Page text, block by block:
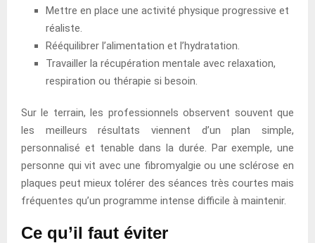
Mettre en place une activité physique progressive et
réaliste.
Rééquilibrer l’alimentation et l’hydratation.
Travailler la récupération mentale avec relaxation,
respiration ou thérapie si besoin.
Sur le terrain, les professionnels observent souvent que
les meilleurs résultats viennent d’un plan simple,
personnalisé et tenable dans la durée. Par exemple, une
personne qui vit avec une fibromyalgie ou une sclérose en
plaques peut mieux tolérer des séances très courtes mais
fréquentes qu’un programme intense difficile à maintenir.
Ce qu’il faut éviter